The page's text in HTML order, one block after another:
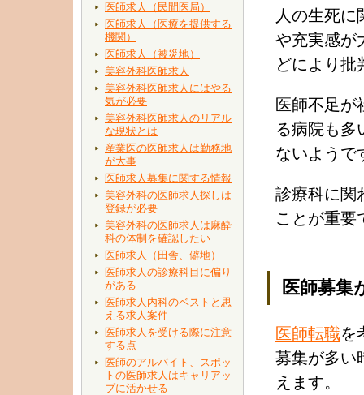
医師求人（民間医局）
医師求人（医療を提供する
機関）
医師求人（被災地）
美容外科医師求人
美容外科医師求人にはやる
気が必要
美容外科医師求人のリアル
な現状とは
産業医の医師求人は勤務地
が大事
医師求人募集に関する情報
美容外科の医師求人探しは
登録が必要
美容外科の医師求人は麻酔
科の体制を確認したい
医師求人（田舎、僻地）
医師求人の診療科目に偏り
がある
医師求人内科のベストと思
える求人案件
医師求人を受ける際に注意
する点
医師のアルバイト、スポッ
トの医師求人はキャリアッ
プに活かせる
人の生死
や充実感が
どにより批
医師不足が
る病院も多
ないようで
診療科に関
ことが重要
医師募集
医師転職を
募集が多い
えます。